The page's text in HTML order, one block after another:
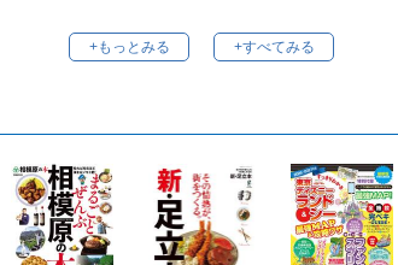
+もっとみる +すべてみる